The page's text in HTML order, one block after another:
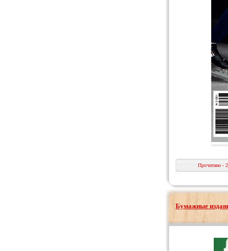
Прочитано -
Бумажные